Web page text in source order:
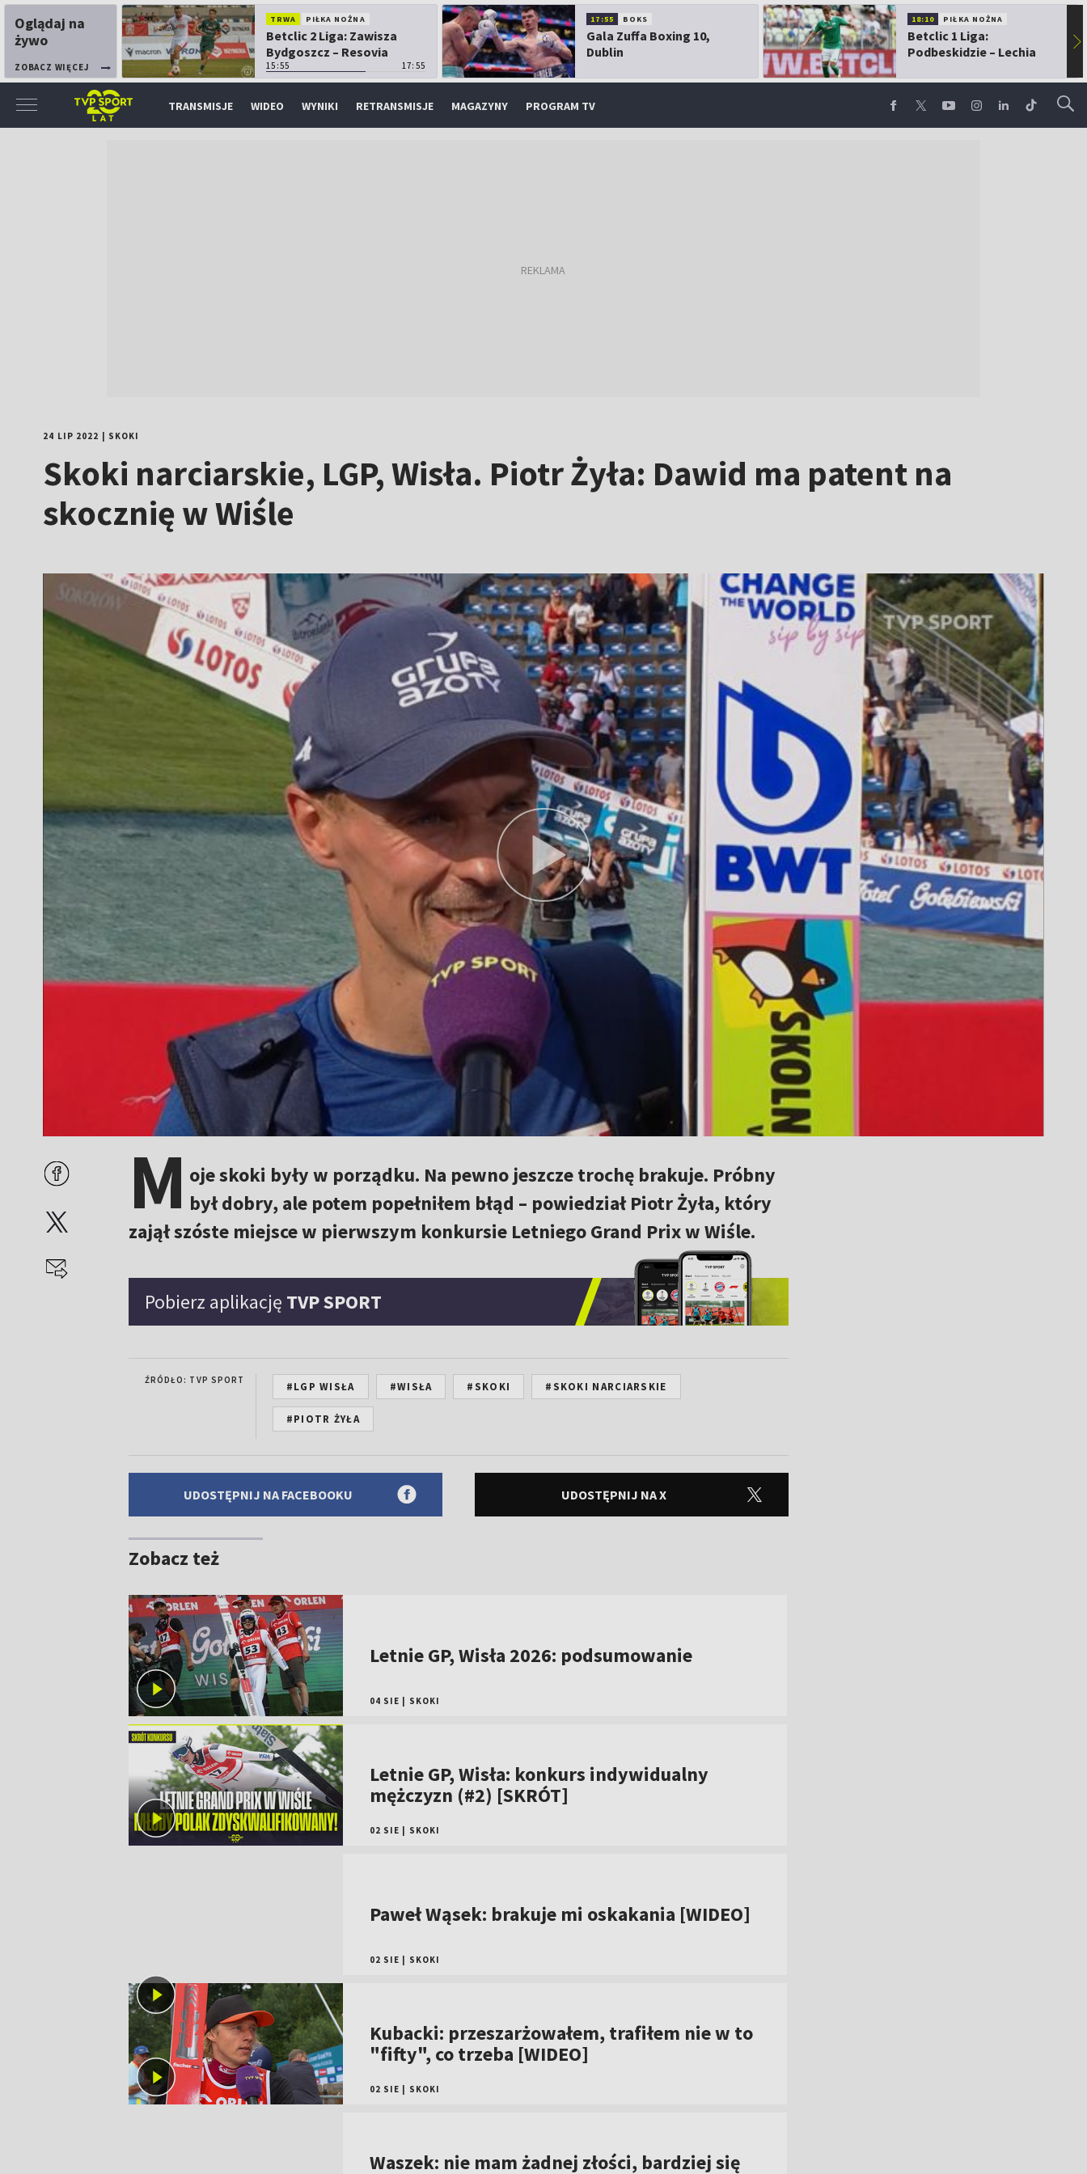
Oglądaj na
żywo
ZOBACZ WIĘCEJ
TRWA PIŁKA NOŻNA
Betclic 2 Liga: Zawisza
Bydgoszcz – Resovia
15:55 17:55
17:55 BOKS
Gala Zuffa Boxing 10,
Dublin
18:10 PIŁKA NOŻNA
Betclic 1 Liga:
Podbeskidzie – Lechia
▶
TRANSMISJE WIDEO WYNIKI RETRANSMISJE MAGAZYNY PROGRAM TV
24 LIP 2022 SKOKI
Skoki narciarskie, LGP, Wisła. Piotr Żyła: Dawid ma patent na
skocznię w Wiśle
M oje skoki były w porządku. Na pewno jeszcze trochę brakuje. Próbny
był dobry, ale potem popełniłem błąd – powiedział Piotr Żyła, który
zajął szóste miejsce w pierwszym konkursie Letniego Grand Prix w Wiśle.
Pobierz aplikację TVP SPORT
ŹRÓDŁO: TVP SPORT #LGP WISŁA #WISŁA #SKOKI #SKOKI NARCIARSKIE
#PIOTR ŻYŁA
UDOSTĘPNIJ NA FACEBOOKU UDOSTĘPNIJ NA X
Zobacz też
Letnie GP, Wisła 2026: podsumowanie
04 SIE SKOKI
Letnie GP, Wisła: konkurs indywidualny
mężczyzn (#2) [SKRÓT]
02 SIE SKOKI
Paweł Wąsek: brakuje mi oskakania [WIDEO]
02 SIE SKOKI
Kubacki: przeszarżowałem, trafiłem nie w to
"fifty", co trzeba [WIDEO]
02 SIE SKOKI
Waszek: nie mam żadnej złości, bardziej się